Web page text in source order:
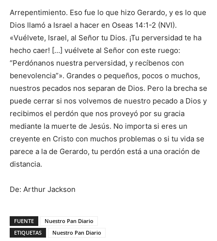
Arrepentimiento. Eso fue lo que hizo Gerardo, y es lo que
Dios llamó a Israel a hacer en Oseas 14:1-2 (NVI).
«Vuélvete, Israel, al Señor tu Dios. ¡Tu perversidad te ha
hecho caer! […] vuélvete al Señor con este ruego:
“Perdónanos nuestra perversidad, y recíbenos con
benevolencia”». Grandes o pequeños, pocos o muchos,
nuestros pecados nos separan de Dios. Pero la brecha se
puede cerrar si nos volvemos de nuestro pecado a Dios y
recibimos el perdón que nos proveyó por su gracia
mediante la muerte de Jesús. No importa si eres un
creyente en Cristo con muchos problemas o si tu vida se
parece a la de Gerardo, tu perdón está a una oración de
distancia.
De: Arthur Jackson
FUENTE
Nuestro Pan Diario
ETIQUETAS
Nuestro Pan Diario